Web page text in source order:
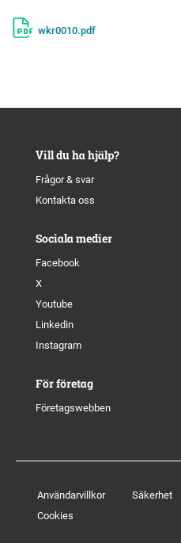
wkr0010.pdf
Vill du ha hjälp?
Frågor & svar
Kontakta oss
Sociala medier
Facebook
X
Youtube
Linkedin
Instagram
För företag
Företagswebben
Användarvillkor Säkerhet
Cookies